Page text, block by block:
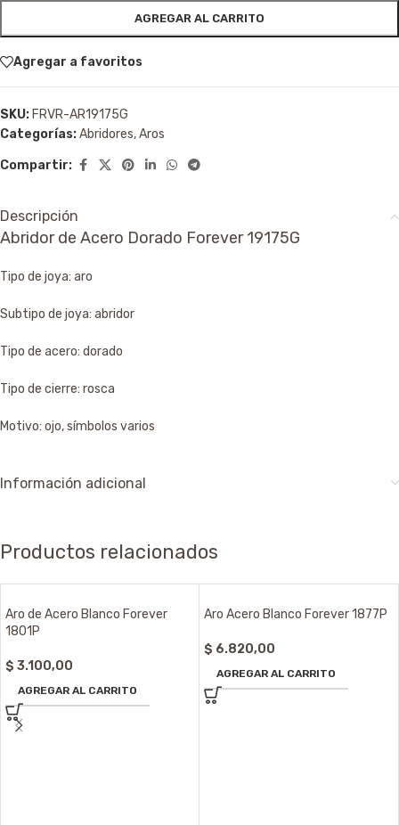
AGREGAR AL CARRITO
Agregar a favoritos
SKU: FRVR-AR19175G
Categorías:Abridores,Aros
Compartir:
Descripción
Abridor de Acero Dorado Forever 19175G
Tipo de joya: aro
Subtipo de joya: abridor
Tipo de acero: dorado
Tipo de cierre: rosca
Motivo: ojo, símbolos varios
Información adicional
Productos relacionados
Aro de Acero Blanco Forever
1801P
$ 3.100,00
AGREGAR AL CARRITO
Aro Acero Blanco Forever 1877P
$ 6.820,00
AGREGAR AL CARRITO